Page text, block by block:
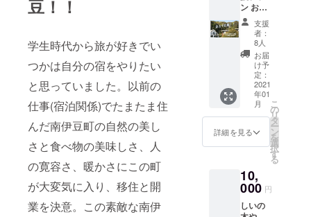
豆！！
学生時代から旅が好きでい
つかは自分の宿をやりたい
と思っていました。以前の
仕事(宿泊関係)でたまたま住
んだ南伊豆町の自然の美し
さと食べ物の美味しさ、人
の寛容さ、暖かさにこの町
が大変気に入り、移住と開
業を決意。この素敵な南伊
ルパス
タソー
ス４人
分を冷
凍宅配
便でお
礼の
メッ
セージ
と一緒
にお届
しま
真は3人
す。
ン お礼
のメッ
セージ
をお届
けしま
す。
「しい
の木や
ま」レ
ストラ
ンで利
用でき
るお食
事券
分をお
送りい
たしま
す。
支援
者：
8人
お届
け予
定：
2021
年01
月
詳細を見る
こ
の
リ
タ
ー
ン
を
選
択
す
る
10,
000 円
しいの